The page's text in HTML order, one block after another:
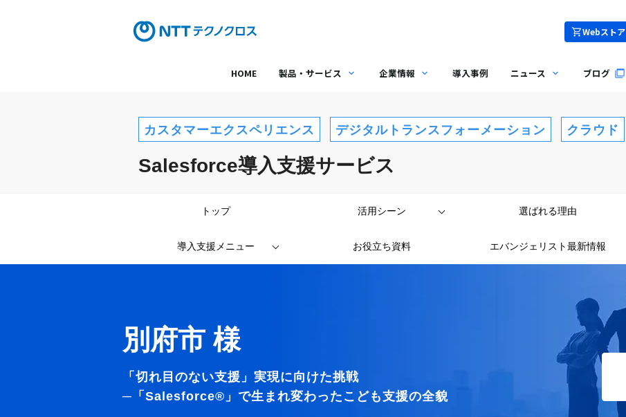
Webストア
HOME 製品・サービス 企業情報 導入事例 ニュース ブログ
カスタマーエクスペリエンス デジタルトランスフォーメーション クラウド
Salesforce導入支援サービス
トップ 活用シーン 選ばれる理由
導入支援メニュー お役立ち資料 エバンジェリスト最新情報
別府市 様
「切れ目のない支援」実現に向けた挑戦
─「Salesforce®」で生まれ変わったこども支援の全貌